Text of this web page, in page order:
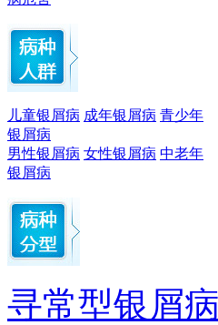
儿童银屑病 成年银屑病 青少年
银屑病
男性银屑病 女性银屑病 中老年
银屑病
寻常型银屑病